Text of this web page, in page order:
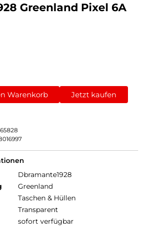
Greenland Pixel 6A
Warenkorb Jetzt kaufen
Dbramante1928
Greenland
Taschen & Hüllen
Transparent
sofort verfügbar